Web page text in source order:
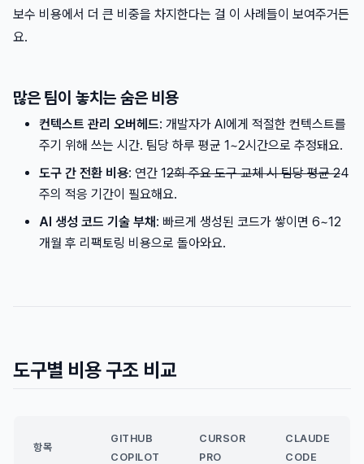
보수 비용에서 더 큰 비중을 차지한다는 걸 이 사례들이 보여주거든
요.
많은 팀이 놓치는 숨은 비용
컨텍스트 관리 오버헤드: 개발자가 AI에게 적절한 컨텍스트를
주기 위해 쓰는 시간. 팀당 하루 평균 1~2시간으로 추정돼요.
도구 간 전환 비용: 연간 12회 주요 도구 교체 시 팀당 평균 24
주의 적응 기간이 필요해요.
AI 생성 코드 기술 부채: 빠르게 생성된 코드가 쌓이면 6~12
개월 후 리팩토링 비용으로 돌아와요.
도구별 비용 구조 비교
항목
GITHUB
COPILOT
CURSOR
PRO
CLAUDE
CODE